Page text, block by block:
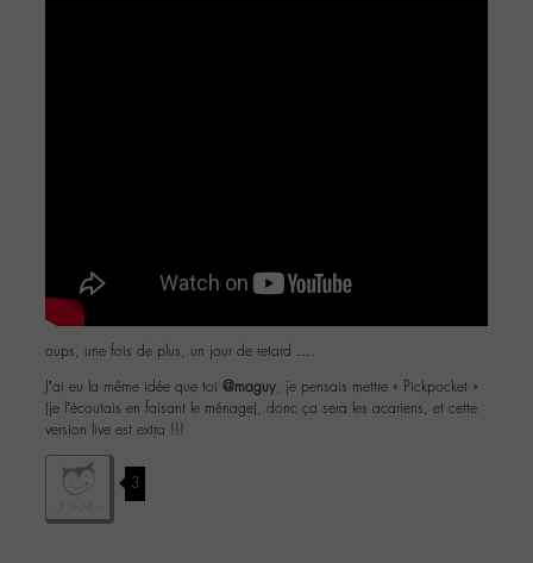
oups, une fois de plus, un jour de retard ….
J’ai eu la même idée que toi @maguy , je pensais mettre « Pickpocket »
(je l’écoutais en faisant le ménage), donc ça sera les acariens, et cette
version live est extra !!!
3